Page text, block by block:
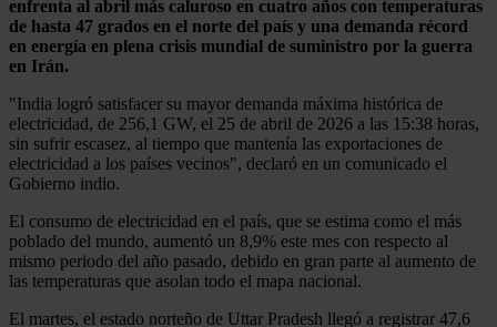
enfrenta al abril más caluroso en cuatro años con temperaturas
de hasta 47 grados en el norte del país y una demanda récord
en energía en plena crisis mundial de suministro por la guerra
en Irán.
"India logró satisfacer su mayor demanda máxima histórica de
electricidad, de 256,1 GW, el 25 de abril de 2026 a las 15:38 horas,
sin sufrir escasez, al tiempo que mantenía las exportaciones de
electricidad a los países vecinos", declaró en un comunicado el
Gobierno indio.
El consumo de electricidad en el país, que se estima como el más
poblado del mundo, aumentó un 8,9% este mes con respecto al
mismo periodo del año pasado, debido en gran parte al aumento de
las temperaturas que asolan todo el mapa nacional.
El martes, el estado norteño de Uttar Pradesh llegó a registrar 47,6